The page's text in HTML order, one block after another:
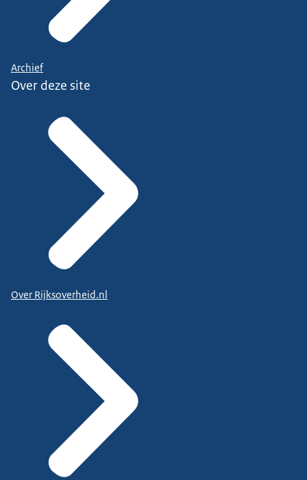
Archief
Over deze site
Over Rijksoverheid.nl